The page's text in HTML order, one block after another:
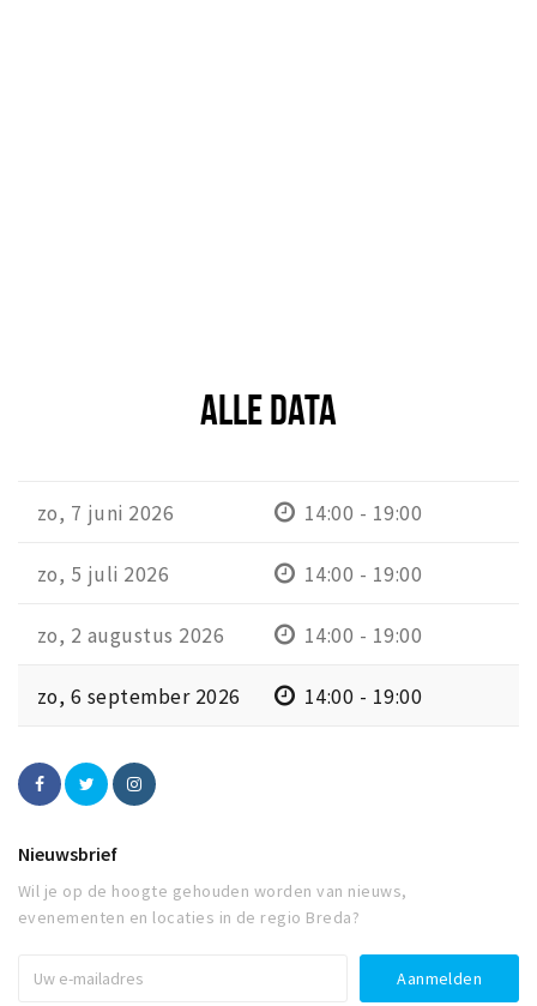
ALLE DATA
zo, 7 juni 2026 14:00 - 19:00
zo, 5 juli 2026 14:00 - 19:00
zo, 2 augustus 2026 14:00 - 19:00
zo, 6 september 2026 14:00 - 19:00
Nieuwsbrief
Wil je op de hoogte gehouden worden van nieuws,
evenementen en locaties in de regio Breda?